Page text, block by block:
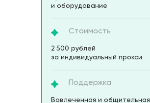
Стоимость
и оборудование
Поддержка
Вовлеченная и общительная
2 500 рублей
за индивидуальный прокси